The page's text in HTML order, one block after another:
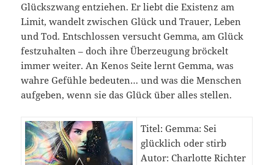
Glückszwang entziehen. Er liebt die Existenz am
Limit, wandelt zwischen Glück und Trauer, Leben
und Tod. Entschlossen versucht Gemma, am Glück
festzuhalten – doch ihre Überzeugung bröckelt
immer weiter. An Kenos Seite lernt Gemma, was
wahre Gefühle bedeuten… und was die Menschen
aufgeben, wenn sie das Glück über alles stellen.
Titel: Gemma: Sei
glücklich oder stirb
Autor: Charlotte Richter